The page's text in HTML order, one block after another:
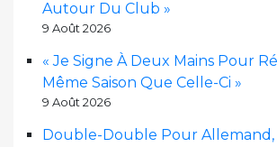
Autour Du Club »
9 Août 2026
« Je Signe À Deux Mains Pour
Même Saison Que Celle-Ci »
9 Août 2026
Double-Double Pour Allemand,